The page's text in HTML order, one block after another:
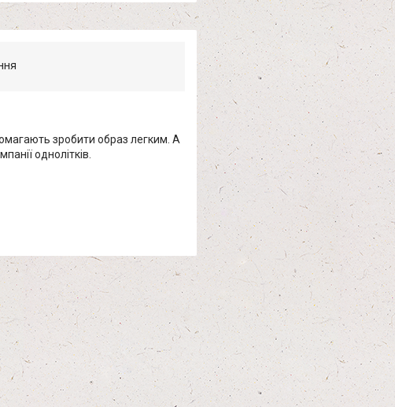
зробити образ легким. А
однолітків.